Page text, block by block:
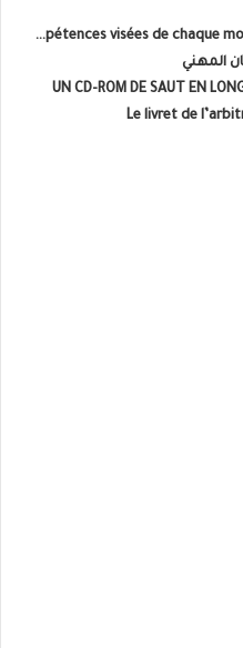
Les compétences visées de
المهني
UN CD-ROM DE SAUT EN
Le livret de